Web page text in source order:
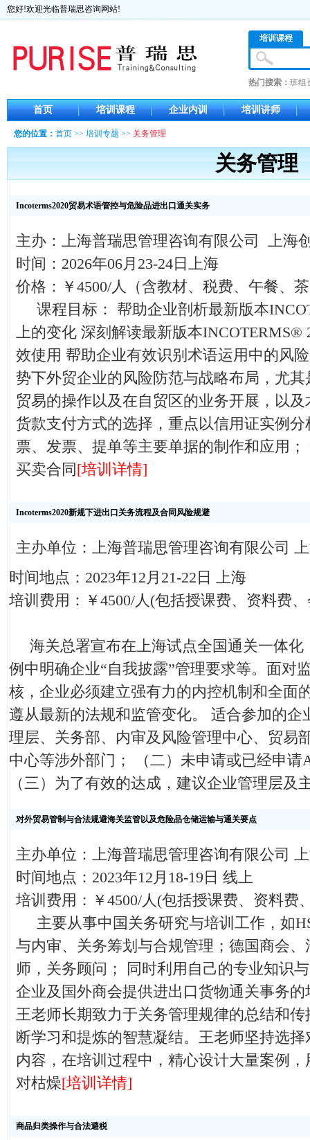
您好!欢迎光临普瑞思咨询网站!
培训课程
热门搜索： 班组
首页 培训课程 企业内训 培训讲师
您的位置： 首页 >> 培训专题 >> 关务管理
关务管理
Incoterms2020贸易术语管控与危险品进出口通关实务
主办：上海普瑞思管理咨询有限公司 上海
时间：2026年06月23-24日上海
价格：￥4500/人（含教材、税费、午餐、
课程目标： 帮助企业剖析最新版本
上的变化 深刻解读最新版本INCOTERMS®
效使用 帮助企业有效识别术语运用中的风
势下外贸企业的风险防范与战略布局，尤
贸易的操作以及在自贸区的业务开展，以
货款支付方式的选择，重点以信用证实例
票、发票、提单等主要单据的制作和应用
买卖合同 [培训详情]
Incoterms2020新规下进出口关务流程及合同风险规避
主办单位：上海普瑞思管理咨询有限公司
时间地点：2023年12月21-22日 上海
培训费用：￥4500/人(包括授课费、资料费
海关总署宣布在上海试点全国通关一体化
例中明确企业“自我披露”管理要求等。面对
核，企业必须建立强有力的内控机制和全面
遵从最新的法规和监管变化。 适合参加的企
理层、关务部、内审及风险管理中心、贸易
中心等涉外部门； （二）未申请或已经申请
（三）为了有效的达成，建议企业管理层及
对外贸易管制与合法规避海关监管以及危险品仓储运输与通关要点
主办单位：上海普瑞思管理咨询有限公司
时间地点：2023年12月18-19日 线上
培训费用：￥4500/人(包括授课费、资料费
主要从事中国关务研究与培训工作，如
与内审、关务筹划与合规管理；德国商会
师，关务顾问； 同时利用自己的专业知识
企业及国外商会提供进出口货物通关事务
王老师长期致力于关务管理规律的总结和
断学习和提炼的智慧凝结。王老师坚持选
内容，在培训过程中，精心设计大量案例
对枯燥[培训详情]
商品归类操作与合法避税